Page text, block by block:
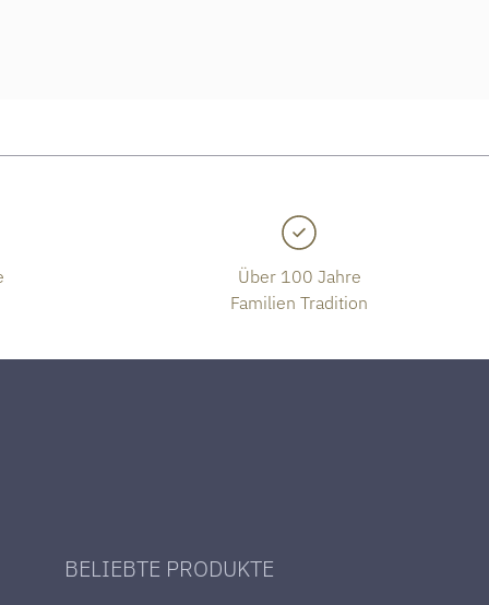
Über 100 Jahre
Familien Tradition
BELIEBTE PRODUKTE